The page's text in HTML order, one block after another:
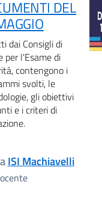
DEL
dai Consigli di
per l'Esame di
contengono i
svolti, le
gli obiettivi
e i criteri di
ISI Machiavelli